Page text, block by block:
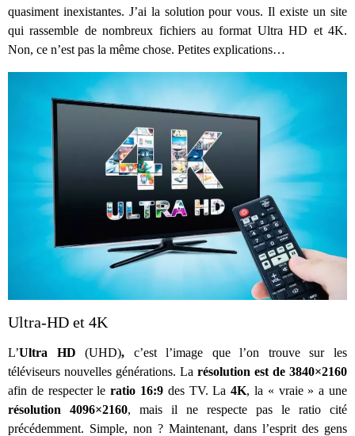
quasiment inexistantes. J’ai la solution pour vous. Il existe un site
qui rassemble de nombreux fichiers au format Ultra HD et 4K.
Non, ce n’est pas la même chose. Petites explications…
Ultra-HD et 4K
L’Ultra HD (UHD), c’est l’image que l’on trouve sur les
téléviseurs nouvelles générations. La résolution est de 3840×2160
afin de respecter leratio 16:9 des TV. La4K, la « vraie » a une
résolution 4096×2160, mais il ne respecte pas le ratio cité
précédemment. Simple, non ? Maintenant, dans l’esprit des gens